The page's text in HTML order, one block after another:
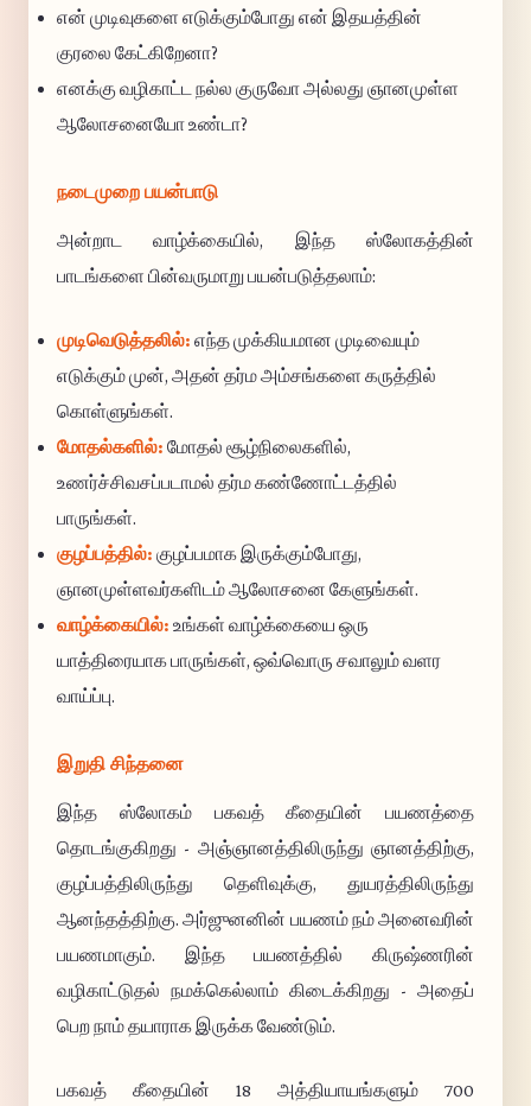
என் முடிவுகளை எடுக்கும்போது என் இதயத்தின்
குரலை கேட்கிறேனா?
எனக்கு வழிகாட்ட நல்ல குருவோ அல்லது ஞானமுள்ள
ஆலோசனையோ உண்டா?
நடைமுறை பயன்பாடு
அன்றாட வாழ்க்கையில், இந்த ஸ்லோகத்தின்
பாடங்களை பின்வருமாறு பயன்படுத்தலாம்:
முடிவெடுத்தலில்: எந்த முக்கியமான முடிவையும்
எடுக்கும் முன், அதன் தர்ம அம்சங்களை கருத்தில்
கொள்ளுங்கள்.
மோதல்களில்: மோதல் சூழ்நிலைகளில்,
உணர்ச்சிவசப்படாமல் தர்ம கண்ணோட்டத்தில்
பாருங்கள்.
குழப்பத்தில்: குழப்பமாக இருக்கும்போது,
ஞானமுள்ளவர்களிடம் ஆலோசனை கேளுங்கள்.
வாழ்க்கையில்: உங்கள் வாழ்க்கையை ஒரு
யாத்திரையாக பாருங்கள், ஒவ்வொரு சவாலும் வளர
வாய்ப்பு.
இறுதி சிந்தனை
இந்த ஸ்லோகம் பகவத் கீதையின் பயணத்தை
தொடங்குகிறது - அஞ்ஞானத்திலிருந்து ஞானத்திற்கு,
குழப்பத்திலிருந்து தெளிவுக்கு, துயரத்திலிருந்து
ஆனந்தத்திற்கு. அர்ஜுனனின் பயணம் நம் அனைவரின்
பயணமாகும். இந்த பயணத்தில் கிருஷ்ணரின்
வழிகாட்டுதல் நமக்கெல்லாம் கிடைக்கிறது - அதைப்
பெற நாம் தயாராக இருக்க வேண்டும்.
பகவத் கீதையின் 18 அத்தியாயங்களும் 700